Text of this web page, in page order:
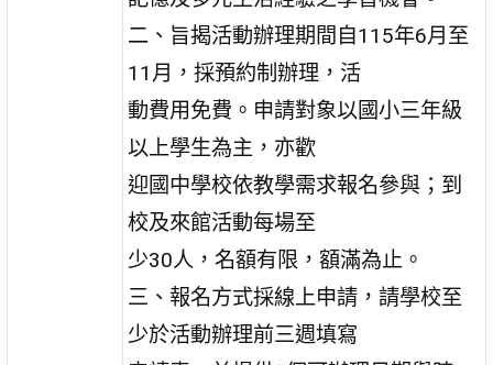
二、旨揭活動辦理期間自115年6月至
11月，採預約制辦理，活
動費用免費。申請對象以國小三年級
以上學生為主，亦歡
迎國中學校依教學需求報名參與；到
校及來館活動每場至
少30人，名額有限，額滿為止。
三、報名方式採線上申請，請學校至
少於活動辦理前三週填寫